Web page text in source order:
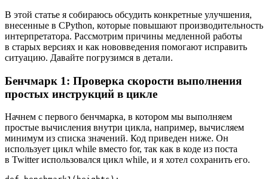
В этой статье я собираюсь обсудить конкретные улучшения,
внесенные в CPython, которые повышают производительность
интерпретатора. Рассмотрим причины медленной работы
в старых версиях и как нововведения помогают исправить
ситуацию. Давайте погрузимся в детали.
Бенчмарк 1: Проверка скорости выполнения
простых инструкций в цикле
Начнем с первого бенчмарка, в котором мы выполняем
простые вычисления внутри цикла, например, вычисляем
минимум из списка значений. Код приведен ниже. Он
использует цикл while вместо for, так как в коде из поста
в Twitter использовался цикл while, и я хотел сохранить его.